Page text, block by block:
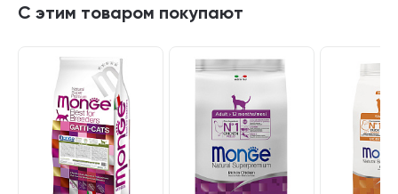
С этим товаром покупают